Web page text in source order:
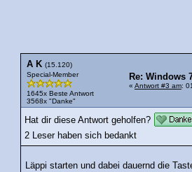
A K (15.120)
Special-Member
1645x Beste Antwort
3568x "Danke"
Re: Windows
« Antwort #3 am:
Hat dir diese Antwort geholfen?
2 Leser haben sich bedankt
Läppi starten und dabei dauernd die